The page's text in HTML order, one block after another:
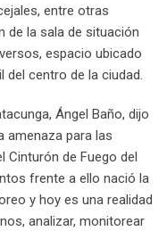
entre otras
de la sala de situación
espacio ubicado
del centro de la ciudad.
Ángel Baño, dijo
amenaza para las
Cinturón de Fuego del
frente a ello nació la
y hoy es una realidad
analizar, monitorear